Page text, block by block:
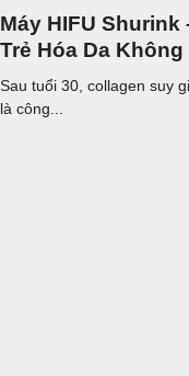
Máy HIFU Shurink
Trẻ Hóa Da
Sau tuổi 30, collagen suy
là công...